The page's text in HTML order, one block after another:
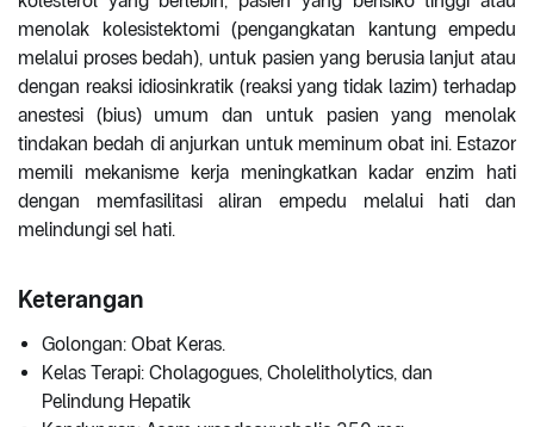
menolak kolesistektomi (pengangkatan kantung empedu
melalui proses bedah), untuk pasien yang berusia lanjut atau
dengan reaksi idiosinkratik (reaksi yang tidak lazim) terhadap
anestesi (bius) umum dan untuk pasien yang menolak
tindakan bedah di anjurkan untuk meminum obat ini. Estazor
memili mekanisme kerja meningkatkan kadar enzim hati
dengan memfasilitasi aliran empedu melalui hati dan
melindungi sel hati.
Keterangan
Golongan: Obat Keras.
Kelas Terapi: Cholagogues, Cholelitholytics, dan
Pelindung Hepatik